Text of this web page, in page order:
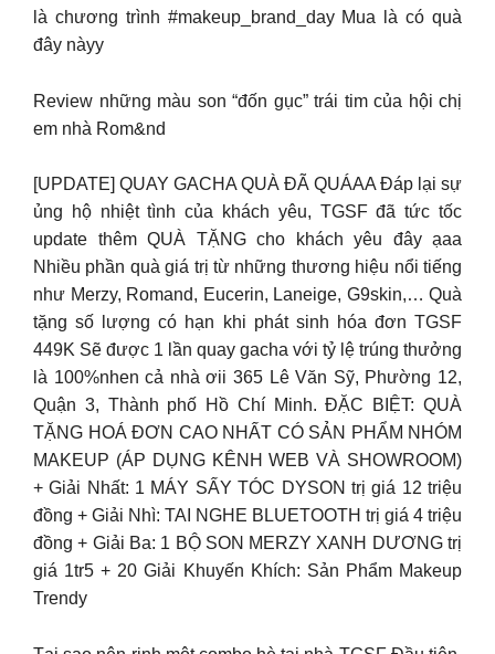
là chương trình #makeup_brand_day Mua là có quà
đây nàyy
Review những màu son “đốn gục” trái tim của hội chị
em nhà Rom&nd
[UPDATE] QUAY GACHA QUÀ ĐÃ QUÁAA Đáp lại sự
ủng hộ nhiệt tình của khách yêu, TGSF đã tức tốc
update thêm QUÀ TẶNG cho khách yêu đây ạaa
Nhiều phần quà giá trị từ những thương hiệu nổi tiếng
như Merzy, Romand, Eucerin, Laneige, G9skin,… Quà
tặng số lượng có hạn khi phát sinh hóa đơn TGSF
449K Sẽ được 1 lần quay gacha với tỷ lệ trúng thưởng
là 100%nhen cả nhà ơii 365 Lê Văn Sỹ, Phường 12,
Quận 3, Thành phố Hồ Chí Minh. ĐẶC BIỆT: QUÀ
TẶNG HOÁ ĐƠN CAO NHẤT CÓ SẢN PHẨM NHÓM
MAKEUP (ÁP DỤNG KÊNH WEB VÀ SHOWROOM)
+ Giải Nhất: 1 MÁY SẤY TÓC DYSON trị giá 12 triệu
đồng + Giải Nhì: TAI NGHE BLUETOOTH trị giá 4 triệu
đồng + Giải Ba: 1 BỘ SON MERZY XANH DƯƠNG trị
giá 1tr5 + 20 Giải Khuyến Khích: Sản Phẩm Makeup
Trendy